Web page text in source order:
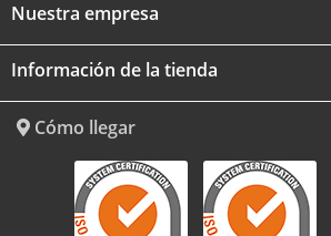
Nuestra empresa
Información de la tienda
Cómo llegar